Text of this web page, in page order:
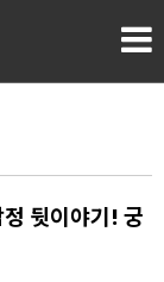
뒷이야기! 궁